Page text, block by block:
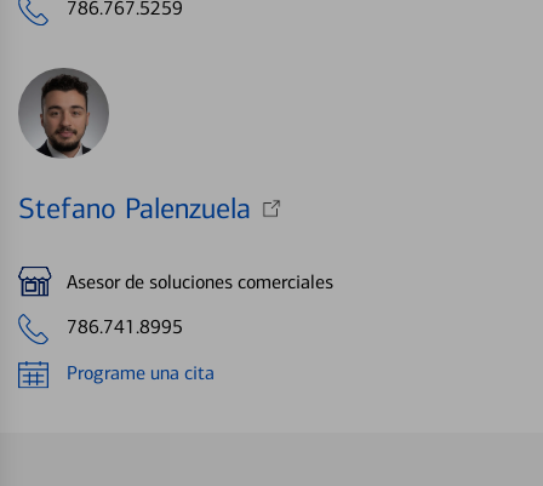
786.767.5259
Stefano Palenzuela
Asesor de soluciones comerciales
786.741.8995
Programe una cita